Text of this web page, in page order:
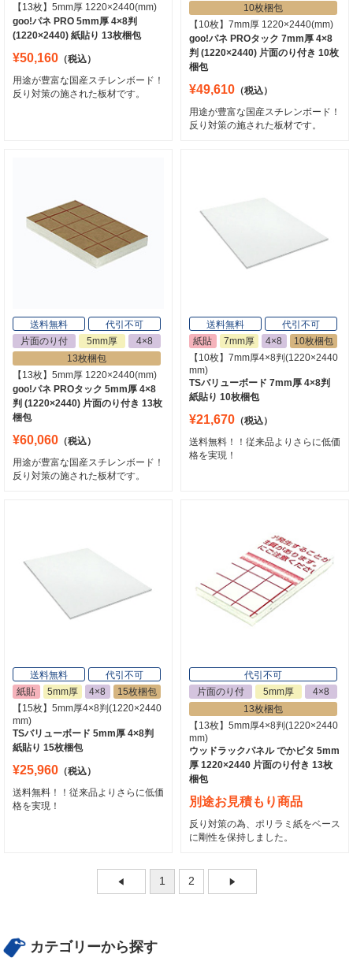
【13枚】5mm厚 1220×2440(mm)
goo!パネ PRO 5mm厚 4×8判
(1220×2440) 紙貼り 13枚梱包
¥50,160 （税込）
用途が豊富な国産スチレンボード！
反り対策の施された板材です。
10枚梱包
【10枚】7mm厚 1220×2440(mm)
goo!パネ PROタック 7mm厚 4×8
判 (1220×2440) 片面のり付き 10枚
梱包
¥49,610 （税込）
用途が豊富な国産スチレンボード！
反り対策の施された板材です。
送料無料
代引不可
片面のり付
5mm厚
4×8
13枚梱包
【13枚】5mm厚 1220×2440(mm)
goo!パネ PROタック 5mm厚 4×8
判 (1220×2440) 片面のり付き 13枚
梱包
¥60,060 （税込）
用途が豊富な国産スチレンボード！
反り対策の施された板材です。
送料無料
代引不可
紙貼
7mm厚 4×8
10枚梱包
【10枚】7mm厚4×8判(1220×2440
mm)
TSバリューボード 7mm厚 4×8判
紙貼り 10枚梱包
¥21,670 （税込）
送料無料！！従来品よりさらに低価
格を実現！
送料無料
代引不可
紙貼
5mm厚 4×8
15枚梱包
【15枚】5mm厚4×8判(1220×2440
mm)
TSバリューボード 5mm厚 4×8判
紙貼り 15枚梱包
¥25,960 （税込）
送料無料！！従来品よりさらに低価
格を実現！
代引不可
片面のり付
5mm厚
4×8
13枚梱包
【13枚】5mm厚4×8判(1220×2440
mm)
ウッドラックパネル でかピタ 5mm
厚 1220×2440 片面のり付き 13枚
梱包
別途お見積もり商品
反り対策の為、ポリラミ紙をベース
に剛性を保持しました。
1 2
カテゴリーから探す